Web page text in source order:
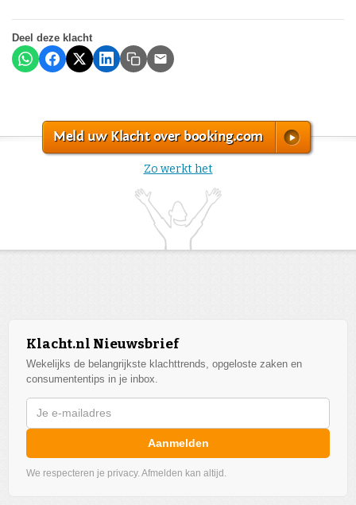
Deel deze klacht
Meld uw Klacht over booking.com
Zo werkt het
Klacht.nl Nieuwsbrief
Wekelijks de belangrijkste klachttrends, opgeloste zaken en
consumententips in je inbox.
Aanmelden
We respecteren je privacy. Afmelden kan altijd.